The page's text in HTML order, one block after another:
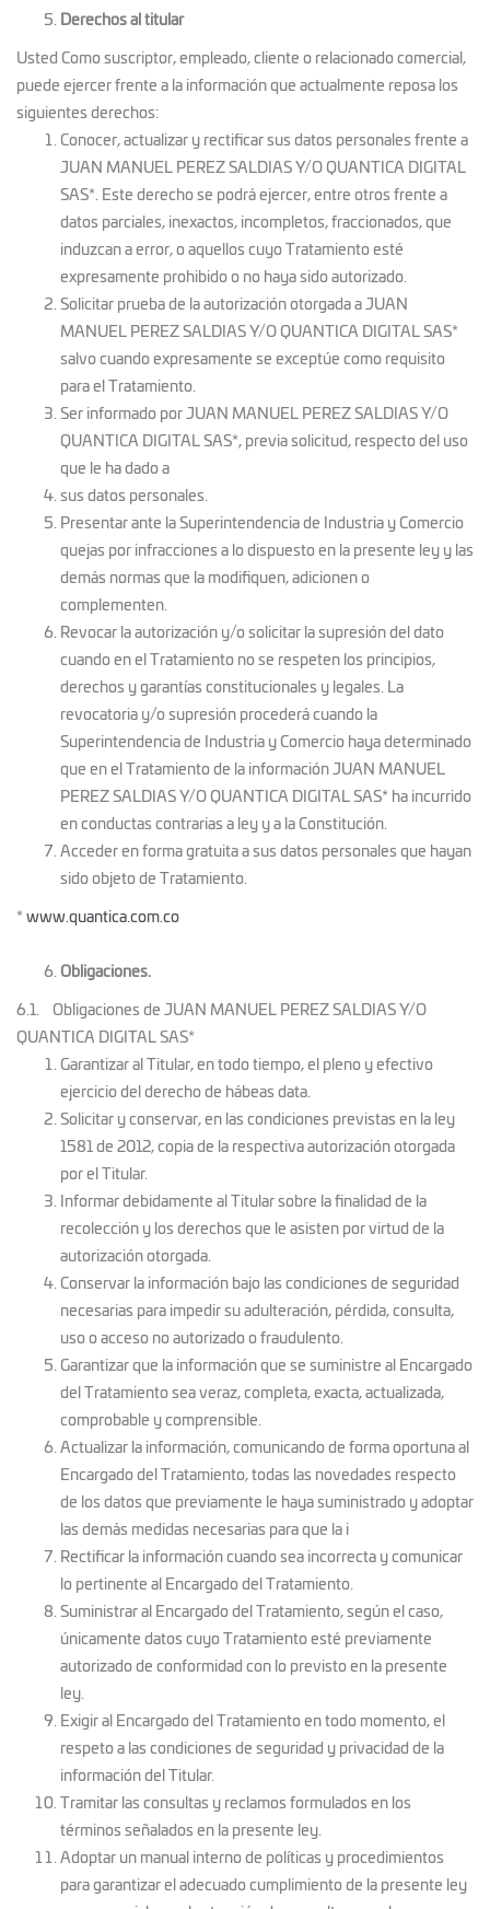
Derechos al titular
Usted Como suscriptor, empleado, cliente o relacionado comercial,
puede ejercer frente a la información que actualmente reposa los
siguientes derechos:
Conocer, actualizar y rectificar sus datos personales frente a
JUAN MANUEL PEREZ SALDIAS Y/O QUANTICA DIGITAL
SAS*. Este derecho se podrá ejercer, entre otros frente a
datos parciales, inexactos, incompletos, fraccionados, que
induzcan a error, o aquellos cuyo Tratamiento esté
expresamente prohibido o no haya sido autorizado.
Solicitar prueba de la autorización otorgada a JUAN
MANUEL PEREZ SALDIAS Y/O QUANTICA DIGITAL SAS*
salvo cuando expresamente se exceptúe como requisito
para el Tratamiento.
Ser informado por JUAN MANUEL PEREZ SALDIAS Y/O
QUANTICA DIGITAL SAS*, previa solicitud, respecto del uso
que le ha dado a
sus datos personales.
Presentar ante la Superintendencia de Industria y Comercio
quejas por infracciones a lo dispuesto en la presente ley y las
demás normas que la modifiquen, adicionen o
complementen.
Revocar la autorización y/o solicitar la supresión del dato
cuando en el Tratamiento no se respeten los principios,
derechos y garantías constitucionales y legales. La
revocatoria y/o supresión procederá cuando la
Superintendencia de Industria y Comercio haya determinado
que en el Tratamiento de la información JUAN MANUEL
PEREZ SALDIAS Y/O QUANTICA DIGITAL SAS* ha incurrido
en conductas contrarias a ley y a la Constitución.
Acceder en forma gratuita a sus datos personales que hayan
sido objeto de Tratamiento.
* www.quantica.com.co
Obligaciones.
6.1. Obligaciones de JUAN MANUEL PEREZ SALDIAS Y/O
QUANTICA DIGITAL SAS*
Garantizar al Titular, en todo tiempo, el pleno y efectivo
ejercicio del derecho de hábeas data.
Solicitar y conservar, en las condiciones previstas en la ley
1581 de 2012, copia de la respectiva autorización otorgada
por el Titular.
Informar debidamente al Titular sobre la finalidad de la
recolección y los derechos que le asisten por virtud de la
autorización otorgada.
Conservar la información bajo las condiciones de seguridad
necesarias para impedir su adulteración, pérdida, consulta,
uso o acceso no autorizado o fraudulento.
Garantizar que la información que se suministre al Encargado
del Tratamiento sea veraz, completa, exacta, actualizada,
comprobable y comprensible.
Actualizar la información, comunicando de forma oportuna al
Encargado del Tratamiento, todas las novedades respecto
de los datos que previamente le haya suministrado y adoptar
las demás medidas necesarias para que la i
Rectificar la información cuando sea incorrecta y comunicar
lo pertinente al Encargado del Tratamiento.
Suministrar al Encargado del Tratamiento, según el caso,
únicamente datos cuyo Tratamiento esté previamente
autorizado de conformidad con lo previsto en la presente
ley.
Exigir al Encargado del Tratamiento en todo momento, el
respeto a las condiciones de seguridad y privacidad de la
información del Titular.
Tramitar las consultas y reclamos formulados en los
términos señalados en la presente ley.
Adoptar un manual interno de políticas y procedimientos
para garantizar el adecuado cumplimiento de la presente ley